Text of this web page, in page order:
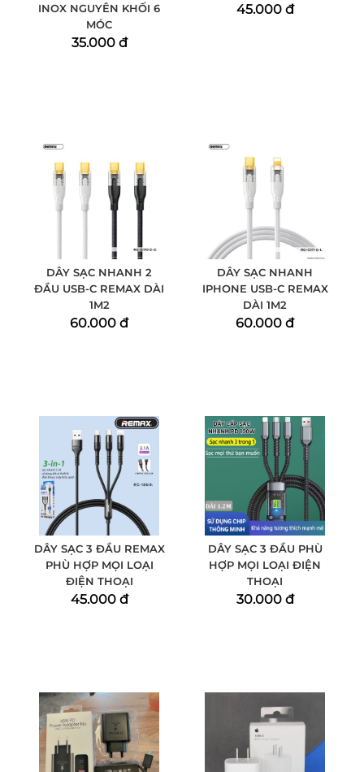
INOX NGUYÊN KHỐI 6
MÓC
35.000 đ
45.000 đ
DÂY SẠC NHANH 2
ĐẦU USB-C REMAX DÀI
1M2
60.000 đ
DÂY SẠC NHANH
IPHONE USB-C REMAX
DÀI 1M2
60.000 đ
DÂY SẠC 3 ĐẦU REMAX
PHÙ HỢP MỌI LOẠI
ĐIỆN THOẠI
45.000 đ
DÂY SẠC 3 ĐẦU PHÙ
HỢP MỌI LOẠI ĐIỆN
THOẠI
30.000 đ